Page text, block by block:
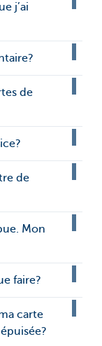
j’ai
de
de
Mon
faire?
carte